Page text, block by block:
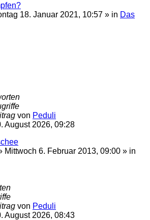
18. Januar 2021, 10:57 » in Das
von Peduli
August 2026, 09:28
Mittwoch 6. Februar 2013, 09:00 » in
von Peduli
August 2026, 08:43